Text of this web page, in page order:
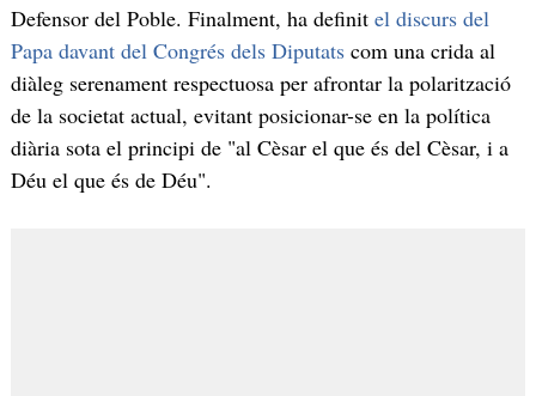
Defensor del Poble. Finalment, ha definit el discurs del
Papa davant del Congrés dels Diputatscom una crida al
diàleg serenament respectuosa per afrontar la polarització
de la societat actual, evitant posicionar-se en la política
diària sota el principi de "al Cèsar el que és del Cèsar, i a
Déu el que és de Déu".